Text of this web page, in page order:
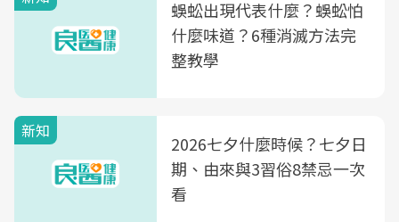
蜈蚣出現代表什麼？蜈蚣怕
什麼味道？6種消滅方法完
整教學
新知
2026七夕什麼時候？七夕日
期、由來與3習俗8禁忌一次
看